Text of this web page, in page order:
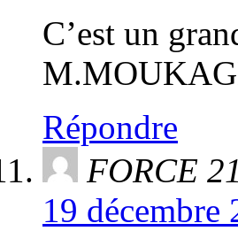
C’est un
Répondre
FORCE 21
19